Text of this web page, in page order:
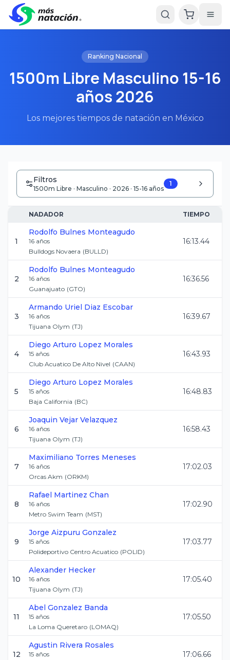
Ranking Nacional
1500m Libre Masculino 15-16
años 2026
Los mejores tiempos de natación en México
Filtros
1500m Libre · Masculino · 2026 · 15-16 años
1
NADADOR TIEMPO
1
Rodolfo Bulnes Monteagudo
16 años
Bulldogs Novaera (BULLD)
16:13.44
2
Rodolfo Bulnes Monteagudo
16 años
Guanajuato (GTO)
16:36.56
3
Armando Uriel Diaz Escobar
16 años
Tijuana Olym (TJ)
16:39.67
4
Diego Arturo Lopez Morales
15 años
Club Acuatico De Alto Nivel (CAAN)
16:43.93
5
Diego Arturo Lopez Morales
15 años
Baja California (BC)
16:48.83
6
Joaquin Vejar Velazquez
16 años
Tijuana Olym (TJ)
16:58.43
7
Maximiliano Torres Meneses
16 años
Orcas Akm (ORKM)
17:02.03
8
Rafael Martinez Chan
16 años
Metro Swim Team (MST)
17:02.90
9
Jorge Aizpuru Gonzalez
15 años
Polideportivo Centro Acuatico (POLID)
17:03.77
10
Alexander Hecker
16 años
Tijuana Olym (TJ)
17:05.40
11
Abel Gonzalez Banda
15 años
La Loma Queretaro (LOMAQ)
17:05.50
12
Agustin Rivera Rosales
15 años
17:06.66